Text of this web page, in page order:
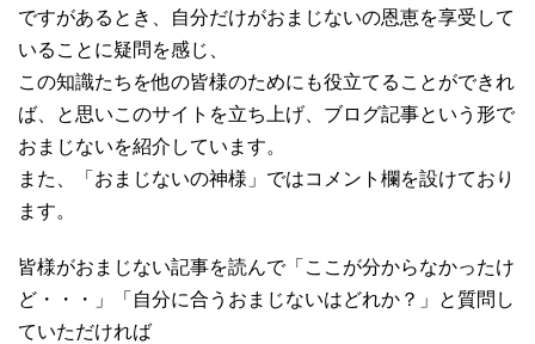
ですがあるとき、自分だけがおまじないの恩恵を享受して
いることに疑問を感じ、
この知識たちを他の皆様のためにも役立てることができれ
ば、と思いこのサイトを立ち上げ、ブログ記事という形で
おまじないを紹介しています。
また、「おまじないの神様」ではコメント欄を設けており
ます。
皆様がおまじない記事を読んで「ここが分からなかったけ
ど・・・」「自分に合うおまじないはどれか？」と質問し
ていただければ